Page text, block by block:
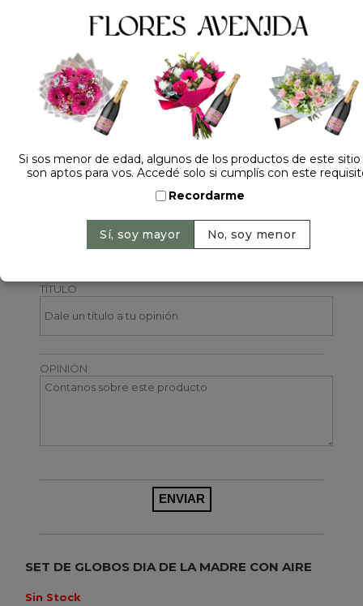
Dejá tu opinión
NOMBRE
EMAIL
CALIFICACIÓN
TÍTULO
OPINIÓN
SET DE GLOBOS DIA DE LA MADRE CON AIRE
Sin Stock
Si sos menor de edad, algunos de los productos de este
son aptos para vos. Accedé solo si cumplís con este
Recordarme